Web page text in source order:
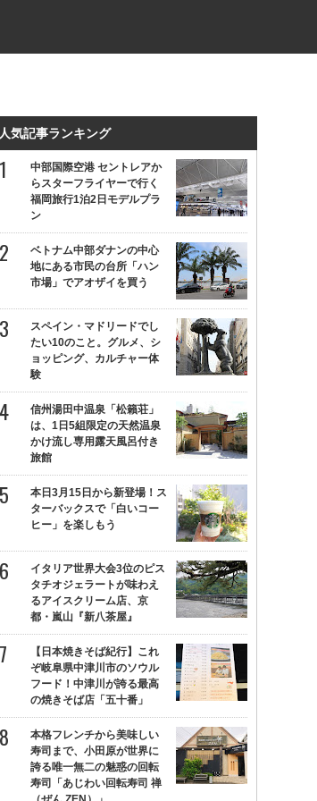
人気記事ランキング
中部国際空港 セントレアか
らスターフライヤーで行く
福岡旅行1泊2日モデルプラ
ン
ベトナム中部ダナンの中心
地にある市民の台所「ハン
市場」でアオザイを買う
スペイン・マドリードでし
たい10のこと。グルメ、シ
ョッピング、カルチャー体
験
信州湯田中温泉「松籟荘」
は、1日5組限定の天然温泉
かけ流し専用露天風呂付き
旅館
本日3月15日から新登場！ス
ターバックスで「白いコー
ヒー」を楽しもう
イタリア世界大会3位のピス
タチオジェラートが味わえ
るアイスクリーム店、京
都・嵐山『新八茶屋』
【日本焼きそば紀行】これ
ぞ岐阜県中津川市のソウル
フード！中津川が誇る最高
の焼きそば店「五十番」
本格フレンチから美味しい
寿司まで、小田原が世界に
誇る唯一無二の魅惑の回転
寿司「あじわい回転寿司 禅